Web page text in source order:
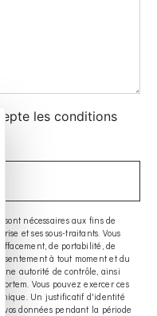
le
les conditions
sont nécessaires aux fins de
et ses sous-traitants. Vous
de portabilité, de
à tout moment et du
autorité de contrôle, ainsi
Vous pouvez exercer ces
Un justificatif d'identité
vos données pendant la période